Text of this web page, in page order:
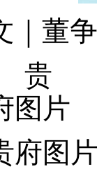
｜董
府图